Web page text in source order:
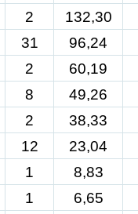
2
132,30
31
96,24
2
60,19
8
49,26
2
38,33
12
23,04
1
8,83
1
6,65